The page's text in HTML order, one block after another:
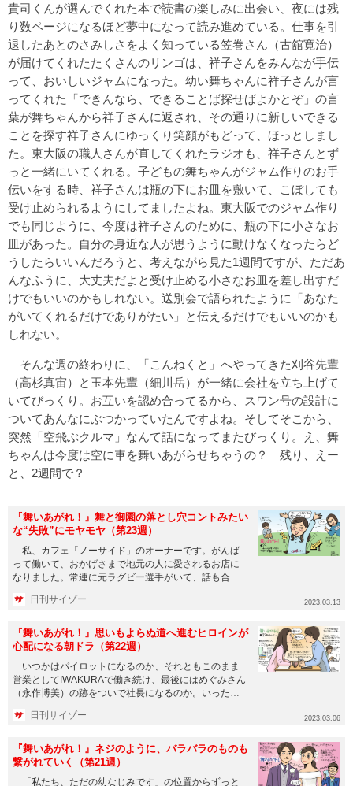
貴司くんが選んでくれた本で読書の楽しみに出会い、夜には残
り数ページになるほど夢中になって読み進めている。仕事を引
退したあとのさみしさをよく知っている笠巻さん（古舘寛治）
が届けてくれたたくさんのリンゴは、祥子さんをみんなが手伝
って、おいしいジャムになった。幼い舞ちゃんに祥子さんが言
ってくれた「できんなら、できることば探せばよかとぞ」の言
葉が舞ちゃんから祥子さんに返され、その通りに新しいできる
ことを探す祥子さんにゆっくり笑顔がもどって、ほっとしまし
た。東大阪の職人さんが直してくれたラジオも、祥子さんとず
っと一緒にいてくれる。子どもの舞ちゃんがジャム作りのお手
伝いをする時、祥子さんは瓶の下にお皿を敷いて、こぼしても
受け止められるようにしてましたよね。東大阪でのジャム作り
でも同じように、今度は祥子さんのために、瓶の下に小さなお
皿があった。自分の身近な人が思うように動けなくなったらど
うしたらいいんだろうと、考えながら見た1週間ですが、ただあ
んなふうに、大丈夫だよと受け止める小さなお皿を差し出すだ
けでもいいのかもしれない。送別会で語られたように「あなた
がいてくれるだけでありがたい」と伝えるだけでもいいのかも
しれない。
そんな週の終わりに、「こんねくと」へやってきた刈谷先輩
（高杉真宙）と玉本先輩（細川岳）が一緒に会社を立ち上げて
いてびっくり。お互いを認め合ってるから、スワン号の設計に
ついてあんなにぶつかっていたんですよね。そしてそこから、
突然「空飛ぶクルマ」なんて話になってまたびっくり。え、舞
ちゃんは今度は空に車を舞いあがらせちゃうの？ 残り、えー
と、2週間で？
『舞いあがれ！』舞と御園の落とし穴コントみたい
な“失敗”にモヤモヤ（第23週）
私、カフェ「ノーサイド」のオーナーです。がんば
って働いて、おかげさまで地元の人に愛されるお店に
なりました。常連に元ラグビー選手がいて、話も合う
日刊サイゾー 2023.03.13
『舞いあがれ！』思いもよらぬ道へ進むヒロインが
心配になる朝ドラ（第22週）
いつかはパイロットになるのか、それともこのまま
営業としてIWAKURAで働き続け、最後にはめぐみさん
（永作博美）の跡をついで社長になるのか。いったい
日刊サイゾー 2023.03.06
『舞いあがれ！』ネジのように、バラバラのものも
繋がれていく（第21週）
「私たち、ただの幼なじみです」の位置からずっと